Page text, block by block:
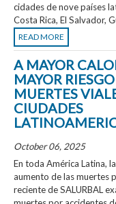
cidades de nove países
Costa Rica, El Salvador,
READ MORE
A MAYOR
MAYOR
MUERTES
CIUDADES
October 06, 2025
En toda América Latina,
aumento de las muertes
reciente de SALURBAL